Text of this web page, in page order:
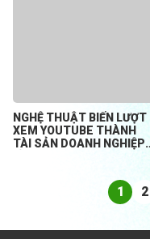
NGHỆ THUẬT BIẾN LƯỢT
XEM YOUTUBE THÀNH
TÀI SẢN DOANH NGHIỆP
1 2